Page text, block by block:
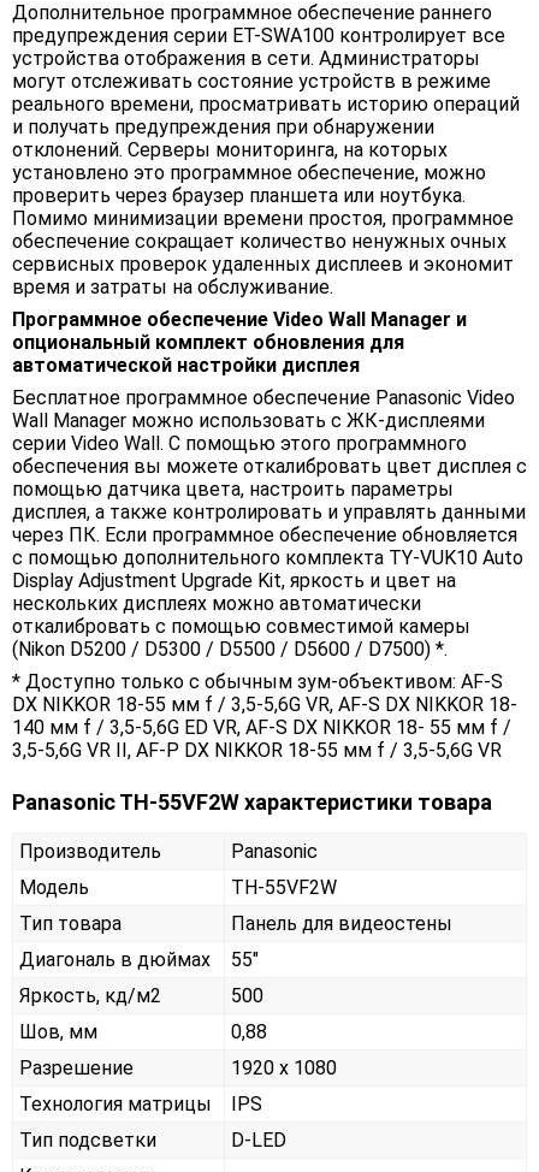
Дополнительное программное обеспечение раннего
предупреждения серии ET-SWA100 контролирует все
устройства отображения в сети. Администраторы
могут отслеживать состояние устройств в режиме
реального времени, просматривать историю операций
и получать предупреждения при обнаружении
отклонений. Серверы мониторинга, на которых
установлено это программное обеспечение, можно
проверить через браузер планшета или ноутбука.
Помимо минимизации времени простоя, программное
обеспечение сокращает количество ненужных очных
сервисных проверок удаленных дисплеев и экономит
время и затраты на обслуживание.
Программное обеспечение Video Wall Manager и
опциональный комплект обновления для
автоматической настройки дисплея
Бесплатное программное обеспечение Panasonic Video
Wall Manager можно использовать с ЖК-дисплеями
серии Video Wall. С помощью этого программного
обеспечения вы можете откалибровать цвет дисплея с
помощью датчика цвета, настроить параметры
дисплея, а также контролировать и управлять данными
через ПК. Если программное обеспечение обновляется
с помощью дополнительного комплекта TY-VUK10 Auto
Display Adjustment Upgrade Kit, яркость и цвет на
нескольких дисплеях можно автоматически
откалибровать с помощью совместимой камеры
(Nikon D5200 / D5300 / D5500 / D5600 / D7500) *.
* Доступно только с обычным зум-объективом: AF-S
DX NIKKOR 18-55 мм f / 3,5-5,6G VR, AF-S DX NIKKOR 18-
140 мм f / 3,5-5,6G ED VR, AF-S DX NIKKOR 18- 55 мм f /
3,5-5,6G VR II, AF-P DX NIKKOR 18-55 мм f / 3,5-5,6G VR
Panasonic TH-55VF2W характеристики товара
Производитель
Panasonic
Модель
TH-55VF2W
Тип товара
Панель для видеостены
Диагональ в дюймах
55"
Яркость, кд/м2
500
Шов, мм
0,88
Разрешение
1920 x 1080
Технология матрицы
IPS
Тип подсветки
D-LED